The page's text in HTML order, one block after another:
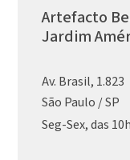
Artefacto
Jardim
Av. Brasil, 1.823
São Paulo / SP
Seg-Sex, das